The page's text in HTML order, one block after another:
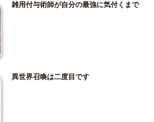
雑用付与術師が自分の最強に気付くまで
異世界召喚は二度目です